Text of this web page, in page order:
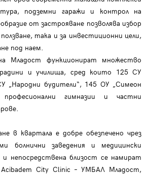
подземни гаражи и контрол на
от застрояване позволява избор
така и за инвестиционни цели,
под наем.
Младост функционират множество
и училища, сред които 125 СУ
„Народни будители“, 145 ОУ „Симеон
гимназии и частни
в квартала е добре обезпечено чрез
болнични заведения и медицински
непосредствена близост се намират
City Clinic – УМБАЛ Младост,